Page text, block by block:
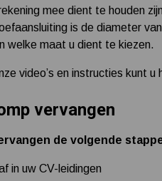
mee dient te houden
is de diameter
welke maat u dient te kiezen.
video’s en instructies kunt
vervangen
de volgende
in uw CV-leidingen